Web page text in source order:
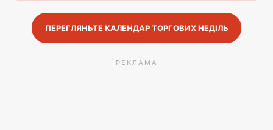
ПЕРЕГЛЯНЬТЕ КАЛЕНДАР ТОРГОВИХ НЕДІЛЬ
РЕКЛАМА